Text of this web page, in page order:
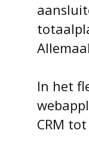
In het
CRM